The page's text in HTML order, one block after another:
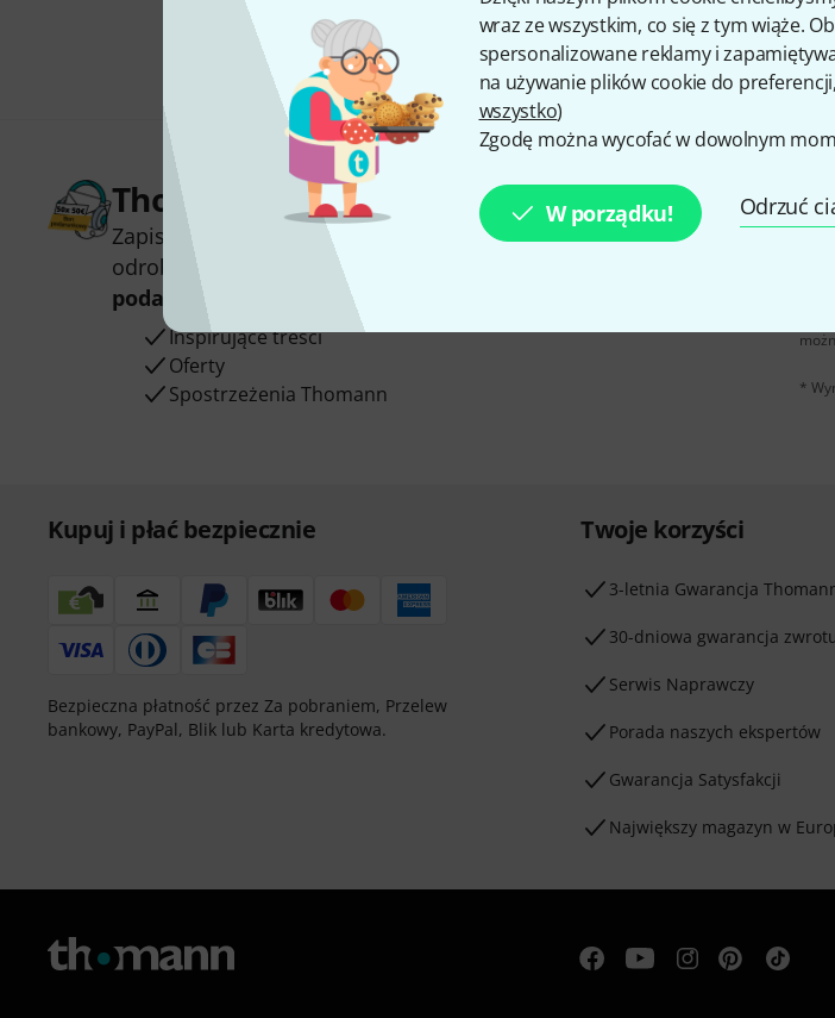
wraz ze wszystkim, co się z tym wiąże.
spersonalizowane reklamy i
na używanie plików cookie do
wszystko)
Zgodę można wycofać w dowolnym
W porządku! Odrzuć
Udostępnij
Thomann Newsletter
Zapisz się do Thomann Newsletter w języku polskim, a przy
odrobinie szczęścia możesz wygrać jeden z
podarunkowych
50 €
Inspirujące treści
Oferty
Spostrzeżenia Thomann
*
Kupuj i płać bezpiecznie
Bezpieczna płatność przez Za pobraniem, Przelew
bankowy, PayPal, Blik lub Karta kredytowa.
Twoje korzyści
3-letnia Gwarancja
30-dniowa gwarancja
Serwis Naprawczy
Porada naszych ekspertów
Gwarancja Satysfakcji
Największy magazyn w